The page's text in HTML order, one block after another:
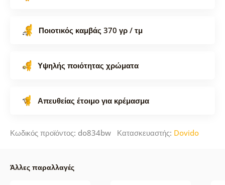
Ποιοτικός καμβάς 370 γρ / τμ
Υψηλής ποιότητας χρώματα
Απευθείας έτοιμο για κρέμασμα
Κωδικός προϊόντος: do834bw Κατασκευαστής: Dovido
Άλλες παραλλαγές